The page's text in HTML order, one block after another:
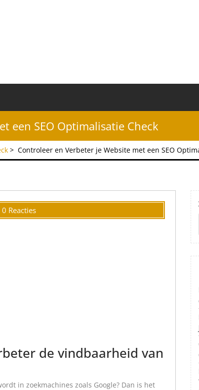
een SEO Optimalisatie Check
> Controleer en Verbeter je Website met een SEO
0 Reacties
de vindbaarheid van
in zoekmachines zoals Google? Dan is het